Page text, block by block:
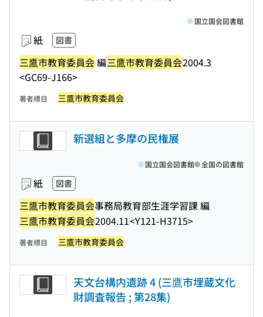
紙 図書
三鷹市教育委員会編三鷹市教育委員会2004.3
<GC69-J166>
国立国会図書館
著者標目 三鷹市教育委員会
新選組と多摩の民権展
紙 図書
三鷹市教育委員会事務局教育部生涯学習課 編
三鷹市教育委員会2004.11<Y121-H3715>
国立国会図書館 全国の図書館
著者標目 三鷹市教育委員会
天文台構内遺跡 4 (三鷹市埋蔵文化
財調査報告 ; 第28集)